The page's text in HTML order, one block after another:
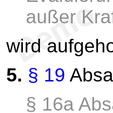
außer
wird
5. § 19
§ 16a